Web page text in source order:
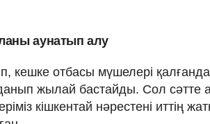
аунатып алу
кешке отбасы мүшелері қалғанда
жылай бастайды. Сол сәтте
кішкентай нәрестені иттің